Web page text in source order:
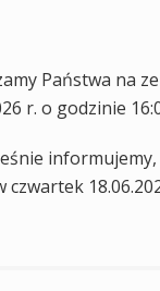
Państwa na
r. o godzinie
czwartek